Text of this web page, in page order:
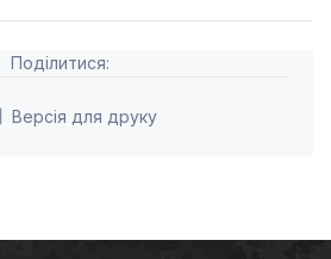
Поділитися:
Версія для друку